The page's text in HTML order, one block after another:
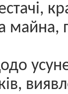
майна,